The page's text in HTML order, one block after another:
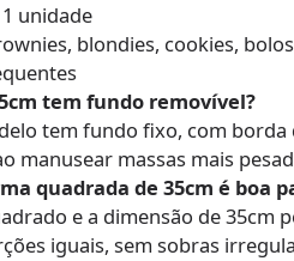
1 unidade
blondies, cookies,
tem fundo removível?
tem fundo fixo, com
manusear massas mais
quadrada de 35cm é boa
e a dimensão de 35cm
iguais, sem sobras